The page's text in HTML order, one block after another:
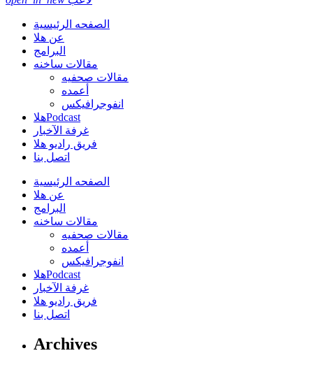
الصفحه الرئيسية
عن هلا
البرامج
مقالات ساخنه
مقالات صحفيه
أعمده
انفوجرافيكس
هلاPodcast
غرفة الآخبار
فريق راديو هلا
اتصل بنا
الصفحه الرئيسية
عن هلا
البرامج
مقالات ساخنه
مقالات صحفيه
أعمده
انفوجرافيكس
هلاPodcast
غرفة الآخبار
فريق راديو هلا
اتصل بنا
Archives